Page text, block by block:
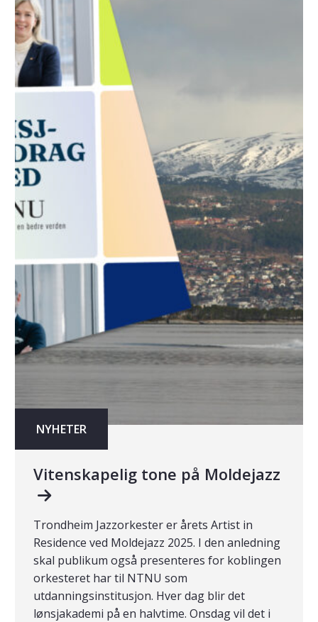
NYHETER
Vitenskapelig tone på Moldejazz
Trondheim Jazzorkester er årets Artist in
Residence ved Moldejazz 2025. I den anledning
skal publikum også presenteres for koblingen
orkesteret har til NTNU som
utdanningsinstitusjon. Hver dag blir det
lønsjakademi på en halvtime. Onsdag vil det i